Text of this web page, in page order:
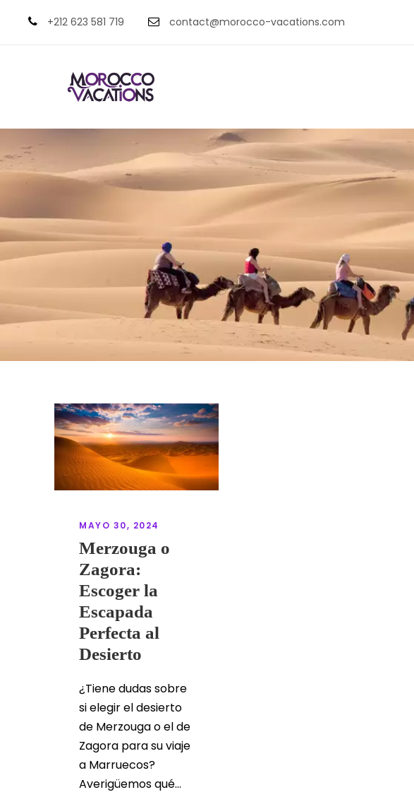
+212 623 581 719 contact@morocco-vacations.com
MAYO 30, 2024
Merzouga o
Zagora:
Escoger la
Escapada
Perfecta al
Desierto
¿Tiene dudas sobre
si elegir el desierto
de Merzouga o el de
Zagora para su viaje
a Marruecos?
Averigüemos qué...